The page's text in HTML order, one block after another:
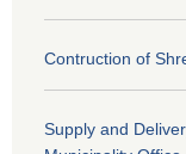
Contruction of
Supply and